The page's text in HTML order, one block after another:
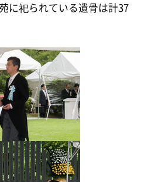
に祀られている遺骨は計37